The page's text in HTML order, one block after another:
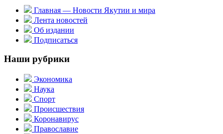
Главная — Новости Якутии и мира
Лента новостей
Об издании
Подписаться
Наши рубрики
Экономика
Наука
Спорт
Происшествия
Коронавирус
Православие